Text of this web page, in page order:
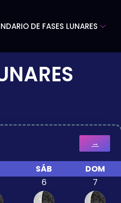
DE FASES LUNARES
→
SÁB
DOM
6 7